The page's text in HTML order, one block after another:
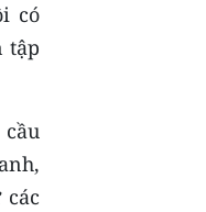
có
tập